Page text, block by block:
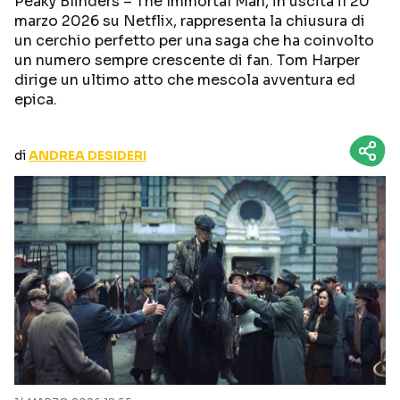
CURIOSITÀ
RECENSIONI
BOX OFFICE
marzo 2026 su Netflix, rappresenta la chiusura di
un cerchio perfetto per una saga che ha coinvolto
un numero sempre crescente di fan. Tom Harper
dirige un ultimo atto che mescola avventura ed
epica.
diANDREA DESIDERI